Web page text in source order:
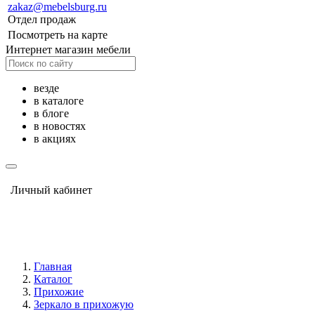
zakaz@mebelsburg.ru
Отдел продаж
Посмотреть на карте
Интернет магазин мебели
везде
в каталоге
в блоге
в новостях
в акциях
Личный кабинет
Главная
Каталог
Прихожие
Зеркало в прихожую